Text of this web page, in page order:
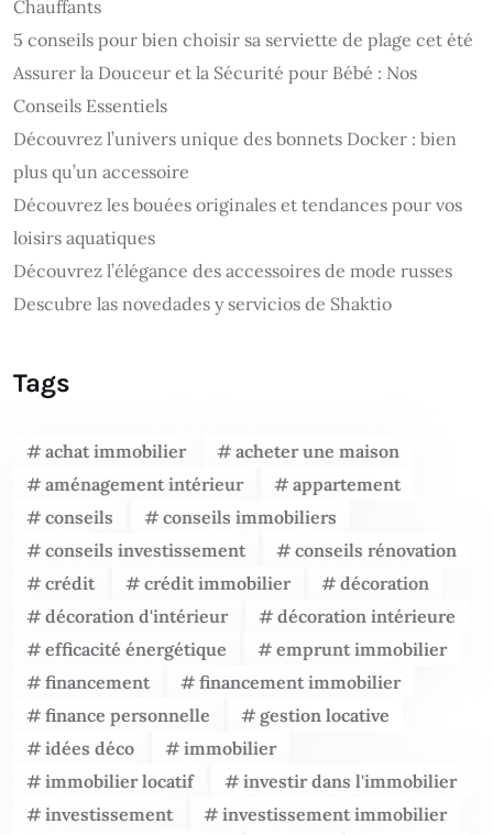
Chauffants
5 conseils pour bien choisir sa serviette de plage cet été
Assurer la Douceur et la Sécurité pour Bébé : Nos
Conseils Essentiels
Découvrez l’univers unique des bonnets Docker : bien
plus qu’un accessoire
Découvrez les bouées originales et tendances pour vos
loisirs aquatiques
Découvrez l’élégance des accessoires de mode russes
Descubre las novedades y servicios de Shaktio
Tags
achat immobilier
acheter une maison
aménagement intérieur
appartement
conseils
conseils immobiliers
conseils investissement
conseils rénovation
crédit
crédit immobilier
décoration
décoration d'intérieur
décoration intérieure
efficacité énergétique
emprunt immobilier
financement
financement immobilier
finance personnelle
gestion locative
idées déco
immobilier
immobilier locatif
investir dans l'immobilier
investissement
investissement immobilier